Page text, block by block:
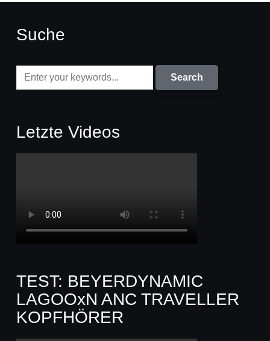
Suche
Letzte Videos
TEST: BEYERDYNAMIC
LAGOOxN ANC TRAVELLER
KOPFHÖRER